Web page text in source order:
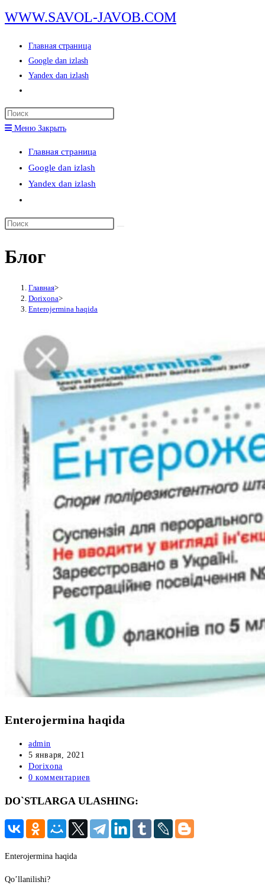
Перейти
к
содержимому
WWW.SAVOL-JAVOB.COM
Главная страница
Google dan izlash
Yandex dan izlash
по
веб-
сайту
Меню Закрыть
Главная страница
Google dan izlash
Yandex dan izlash
по
сайту
Поиск
сайте
Блог
Главная>
Dorixona>
Enterojermina haqida
Enterojermina haqida
Автор
записи:
admin
Запись
опубликована:
5 января, 2021
Рубрика
записи:
Dorixona
Комментарии
записи:
0 комментариев
DO`STLARGA ULASHING:
Enterojermina haqida
Qo’llanilishi?